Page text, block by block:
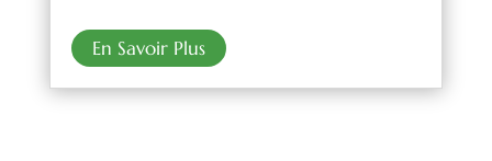
En Savoir Plus